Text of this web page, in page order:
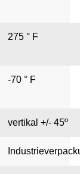
275 ° F
-70 ° F
vertikal +/- 45º